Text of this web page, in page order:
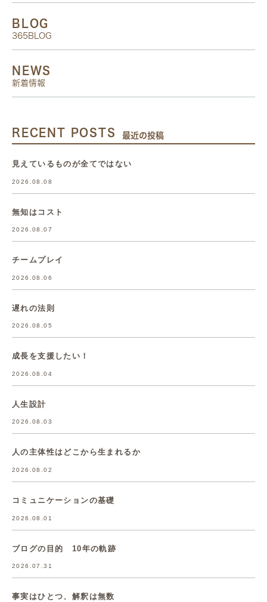
BLOG
365BLOG
NEWS
新着情報
RECENT POSTS 最近の投稿
見えているものが全てではない
2026.08.08
無知はコスト
2026.08.07
チームプレイ
2026.08.06
遅れの法則
2026.08.05
成長を支援したい！
2026.08.04
人生設計
2026.08.03
人の主体性はどこから生まれるか
2026.08.02
コミュニケーションの基礎
2026.08.01
ブログの目的 10年の軌跡
2026.07.31
事実はひとつ、解釈は無数